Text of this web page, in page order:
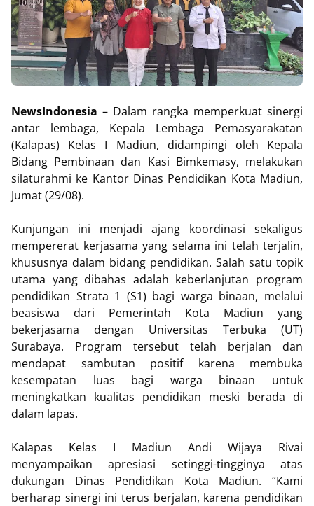
NewsIndonesia – Dalam rangka memperkuat sinergi
antar lembaga, Kepala Lembaga Pemasyarakatan
(Kalapas) Kelas I Madiun, didampingi oleh Kepala
Bidang Pembinaan dan Kasi Bimkemasy, melakukan
silaturahmi ke Kantor Dinas Pendidikan Kota Madiun,
Jumat (29/08).
Kunjungan ini menjadi ajang koordinasi sekaligus
mempererat kerjasama yang selama ini telah terjalin,
khususnya dalam bidang pendidikan. Salah satu topik
utama yang dibahas adalah keberlanjutan program
pendidikan Strata 1 (S1) bagi warga binaan, melalui
beasiswa dari Pemerintah Kota Madiun yang
bekerjasama dengan Universitas Terbuka (UT)
Surabaya. Program tersebut telah berjalan dan
mendapat sambutan positif karena membuka
kesempatan luas bagi warga binaan untuk
meningkatkan kualitas pendidikan meski berada di
dalam lapas.
Kalapas Kelas I Madiun Andi Wijaya Rivai
menyampaikan apresiasi setinggi-tingginya atas
dukungan Dinas Pendidikan Kota Madiun. “Kami
berharap sinergi ini terus berjalan, karena pendidikan